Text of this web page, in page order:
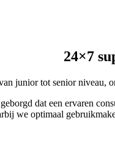
24×7
junior tot senior niveau,
dat een ervaren
we optimaal